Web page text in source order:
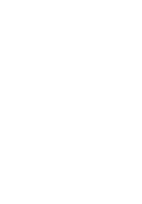
ubicación de su centro
orden hospitalaria de
imposibilidad de
que fue su sede
asistencial